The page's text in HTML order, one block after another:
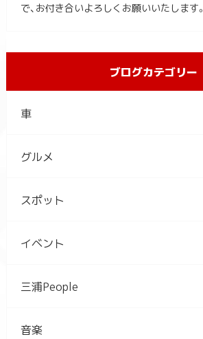
で、お付き合いよろしくお願いいたします。
ブログカテゴリー
車
グルメ
スポット
イベント
三浦People
音楽